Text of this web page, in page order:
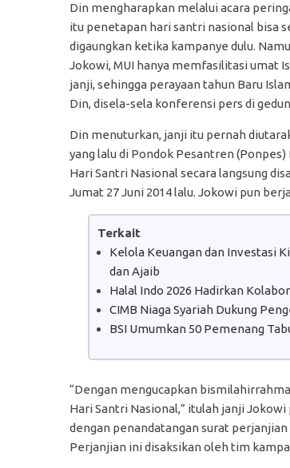
Din mengharapkan melalui acara
itu penetapan hari santri nasional bisa
digaungkan ketika kampanye dulu.
Jokowi, MUI hanya memfasilitasi umat
janji, sehingga perayaan tahun Baru
Din, disela-sela konferensi pers di
Din menuturkan, janji itu pernah
yang lalu di Pondok Pesantren
Hari Santri Nasional secara langsung
Jumat 27 Juni 2014 lalu. Jokowi pun
Terkait
Kelola Keuangan dan Investasi
dan Ajaib
Halal Indo 2026 Hadirkan
CIMB Niaga Syariah Dukung
BSI Umumkan 50 Pemenang
“Dengan mengucapkan
Hari Santri Nasional,” itulah janji
dengan penandatangan surat
Perjanjian ini disaksikan oleh tim